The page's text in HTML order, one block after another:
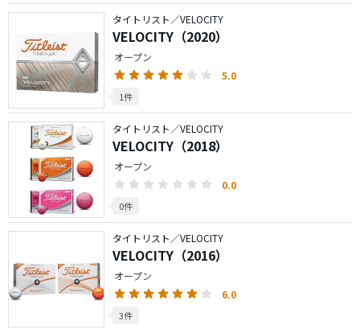
タイトリスト／VELOCITY
VELOCITY（2020）
オープン
5.0
1件
タイトリスト／VELOCITY
VELOCITY（2018）
オープン
0.0
0件
タイトリスト／VELOCITY
VELOCITY（2016）
オープン
6.0
3件